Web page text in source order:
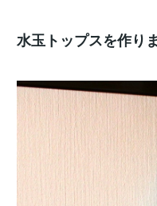
水玉トップスを作り